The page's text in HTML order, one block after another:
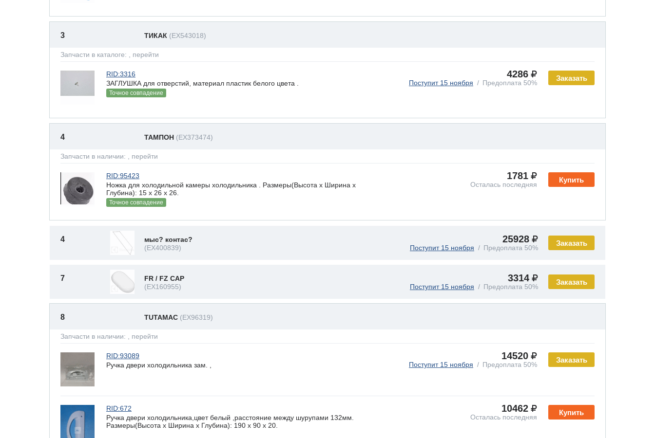
3 ТИКАК (EX543018)
Запчасти в каталоге: , перейти
Заказать
RID:3316
ЗАГЛУШКА для отверстий, материал пластик белого цвета .
Точное совпадение
4286
Поступит 15 ноября Предоплата 50%
4 ТАМПОН (EX373474)
Запчасти в наличии: , перейти
Купить
RID:95423
Ножка для холодильной камеры холодильника . Размеры(Высота х Ширина х
Глубина): 15 x 26 х 26.
Точное совпадение
1781
Осталась последняя
Заказать
4
мыс? контас?
(EX400839)
25928
Поступит 15 ноября Предоплата 50%
Заказать
7
FR / FZ CAP
(EX160955)
3314
Поступит 15 ноября Предоплата 50%
8 TUTAMAC (EX96319)
Запчасти в наличии: , перейти
Заказать
RID:93089
Ручка двери холодильника зам. ,
14520
Поступит 15 ноября Предоплата 50%
Купить
RID:672
Ручка двери холодильника,цвет белый ,расстояние между шурупами 132мм.
Размеры(Высота х Ширина х Глубина): 190 x 90 х 20.
10462
Осталась последняя